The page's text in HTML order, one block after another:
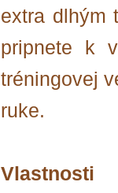
extra dlhým
pripnete k
tréningovej
ruke.
Vlastnosti